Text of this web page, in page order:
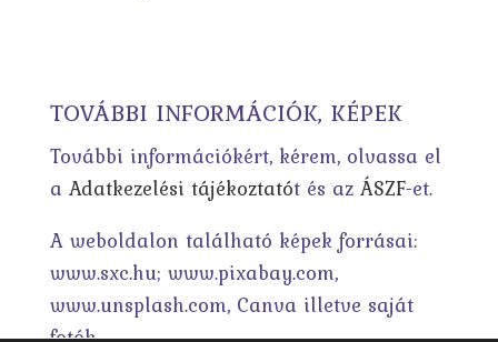
TOVÁBBI INFORMÁCIÓK, KÉPEK
További információkért, kérem, olvassa el
a Adatkezelési tájékoztatót és az ÁSZF-et.
A weboldalon található képek forrásai:
www.sxc.hu; www.pixabay.com,
www.unsplash.com, Canva illetve saját